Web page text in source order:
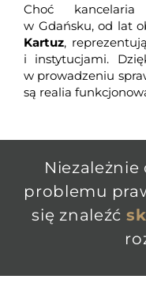
Choć
w Gdańsku, od lat
Kartuz,
i instytucjami.
w prowadzeniu
są realia
problemu
się znaleźć